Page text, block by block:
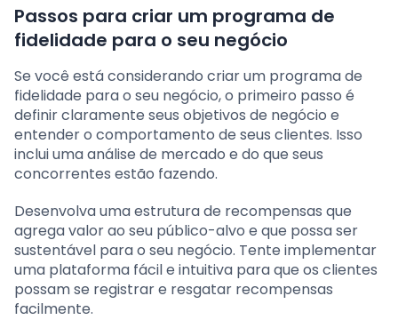
Passos para criar um programa de
fidelidade para o seu negócio
Se você está considerando criar um programa de
fidelidade para o seu negócio, o primeiro passo é
definir claramente seus objetivos de negócio e
entender o comportamento de seus clientes. Isso
inclui uma análise de mercado e do que seus
concorrentes estão fazendo.
Desenvolva uma estrutura de recompensas que
agrega valor ao seu público-alvo e que possa ser
sustentável para o seu negócio. Tente implementar
uma plataforma fácil e intuitiva para que os clientes
possam se registrar e resgatar recompensas
facilmente.